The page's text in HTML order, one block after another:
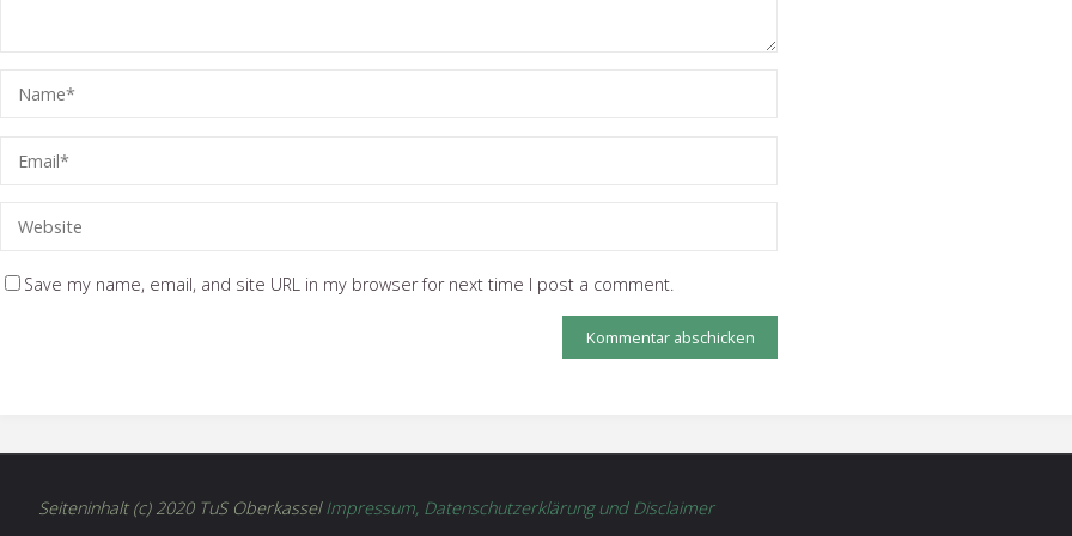
Save my name, email, and site URL in my browser for next time I post a comment.
Seiteninhalt (c) 2020 TuS Oberkassel Impressum, Datenschutzerklärung und Disclaimer